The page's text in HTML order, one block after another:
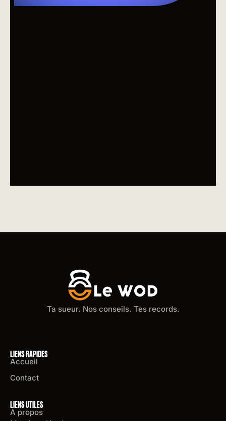
Ta sueur. Nos conseils. Tes records.
LIENS RAPIDES
Accueil
Contact
LIENS UTILES
A propos